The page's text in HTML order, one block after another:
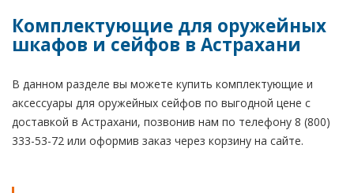
Комплектующие для оружейных
шкафов и сейфов в Астрахани
В данном разделе вы можете купить комплектующие и
аксессуары для оружейных сейфов по выгодной цене с
доставкой в Астрахани, позвонив нам по телефону 8 (800)
333-53-72 или оформив заказ через корзину на сайте.